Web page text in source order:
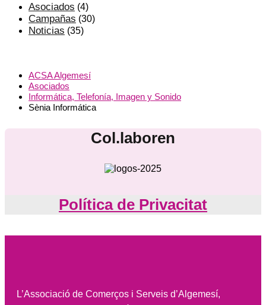
Asociados (4)
Campañas (30)
Noticias (35)
ACSA Algemesí
Asociados
Informática, Telefonía, Imagen y Sonido
Sènia Informática
Col.laboren
Política de Privacitat
L’Associació de Comerços i Serveis d’Algemesí,